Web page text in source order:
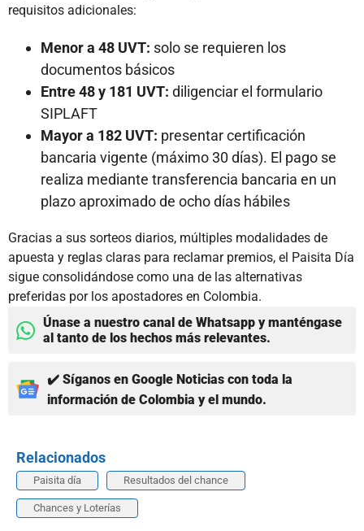
requisitos adicionales:
Menor a 48 UVT: solo se requieren los
documentos básicos
Entre 48 y 181 UVT: diligenciar el formulario
SIPLAFT
Mayor a 182 UVT: presentar certificación
bancaria vigente (máximo 30 días). El pago se
realiza mediante transferencia bancaria en un
plazo aproximado de ocho días hábiles
Gracias a sus sorteos diarios, múltiples modalidades de
apuesta y reglas claras para reclamar premios, el Paisita Día
sigue consolidándose como una de las alternativas
preferidas por los apostadores en Colombia.
Únase a nuestro canal de Whatsapp y manténgase
al tanto de los hechos más relevantes.
✔️ Síganos en Google Noticias con toda la
información de Colombia y el mundo.
Relacionados
Paisita día Resultados del chance
Chances y Loterías